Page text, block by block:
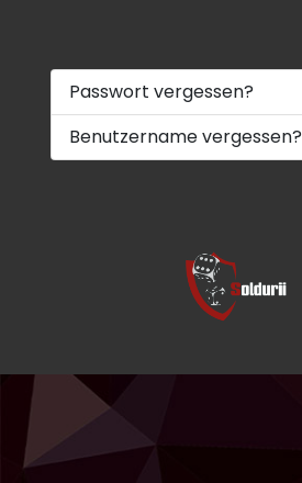
Passwort vergessen?
Benutzername vergessen?